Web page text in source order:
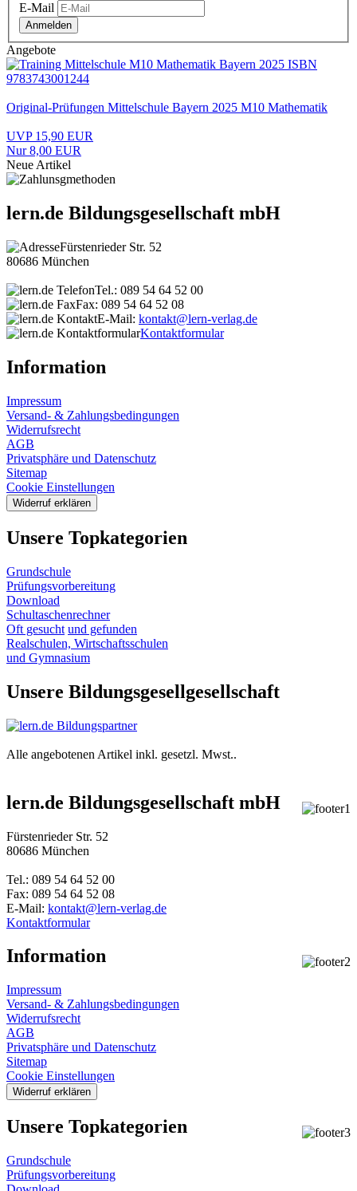
E-Mail
Anmelden
Angebote
Original-Prüfungen Mittelschule Bayern 2025 M10 Mathematik
UVP 15,90 EUR
Nur 8,00 EUR
Neue Artikel
lern.de Bildungsgesellschaft mbH
Fürstenrieder Str. 52
80686 München
Tel.: 089 54 64 52 00
Fax: 089 54 64 52 08
E-Mail: kontakt@lern-verlag.de
Kontaktformular
Information
Impressum
Versand- & Zahlungsbedingungen
Widerrufsrecht
AGB
Privatsphäre und Datenschutz
Sitemap
Cookie Einstellungen
Widerruf erklären
Unsere Topkategorien
Grundschule
Prüfungsvorbereitung
Download
Schultaschenrechner
Oft gesucht und gefunden
Realschulen, Wirtschaftsschulen
und Gymnasium
Unsere Bildungsgesellgesellschaft
Alle angebotenen Artikel inkl. gesetzl. Mwst..
lern.de Bildungsgesellschaft mbH
Fürstenrieder Str. 52
80686 München
Tel.: 089 54 64 52 00
Fax: 089 54 64 52 08
E-Mail: kontakt@lern-verlag.de
Kontaktformular
Information
Impressum
Versand- & Zahlungsbedingungen
Widerrufsrecht
AGB
Privatsphäre und Datenschutz
Sitemap
Cookie Einstellungen
Widerruf erklären
Unsere Topkategorien
Grundschule
Prüfungsvorbereitung